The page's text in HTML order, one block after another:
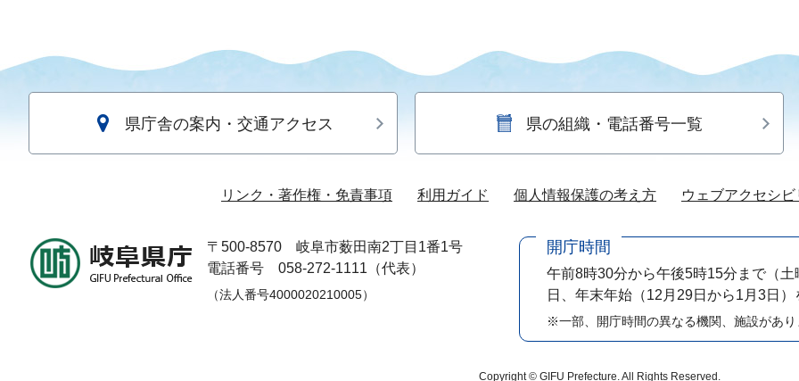
県庁舎の案内・交通アクセス 県の組織・電話番号一覧
リンク・著作権・免責事項 利用ガイド 個人情報保護の考え方 ウェブアクセシ
〒500-8570
岐阜市薮田南2丁目1番1号
電話番号 058-272-1111（代表）
（法人番号4000020210005）
開庁時間
午前8時30分から午後5時15分まで （
日、年末年始（12月29日から1月3日）
※一部、開庁時間の異なる機関、施設があり
Copyright © GIFU Prefecture. All Rights Reserved.